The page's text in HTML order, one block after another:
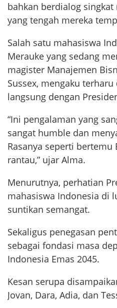
bahkan berdialog
yang tengah mereka
Salah satu mahasiswa
Merauke yang sedang
magister Manajemen
Sussex, mengaku
langsung dengan
“Ini pengalaman yang
sangat humble dan
Rasanya seperti
rantau,” ujar Alma.
Menurutnya, perhatian
mahasiswa Indonesia di
suntikan semangat.
Sekaligus penegasan
sebagai fondasi masa
Indonesia Emas 2045.
Kesan serupa
Jovan, Dara, Adia, dan